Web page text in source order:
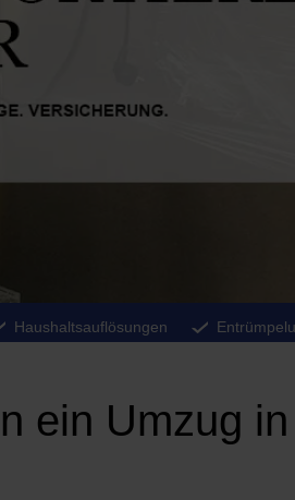
Haushaltsauflösungen
ein Umzug